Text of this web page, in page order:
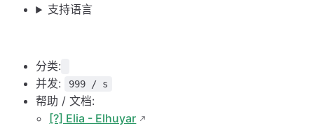
支持语言
分类:
并发:
999 / s
帮助 / 文档:
[?] Elia - Elhuyar